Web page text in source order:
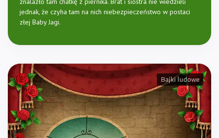
jednak, że czyha tam na nich niebezpieczeństwo w postaci
złej Baby Jagi.
Bajki ludowe